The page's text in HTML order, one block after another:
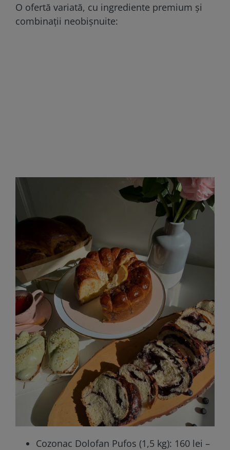
O ofertă variată, cu ingrediente premium și
combinații neobișnuite:
Cozonac Dolofan Pufos (1,5 kg): 160 lei –